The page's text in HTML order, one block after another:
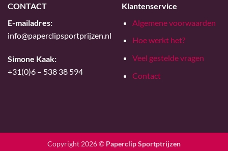
CONTACT
E-mailadres:
info@paperclipsportprijzen.nl
Simone Kaak:
+31(0)6 – 538 38 594
Klantenservice
Algemene voorwaarden
Hoe werkt het?
Veel gestelde vragen
Contact
Copyright 2026 © Paperclip Sportptrijzen